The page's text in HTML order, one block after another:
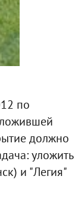
по
должно
уложить
и "Легия"